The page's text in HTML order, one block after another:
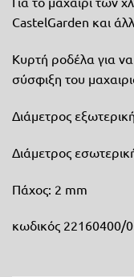
CastelGarden και
Κυρτή ροδέλα για
σύσφιξη του
Διάμετρος
Διάμετρος
Πάχος: 2 mm
κωδικός 22160400/0